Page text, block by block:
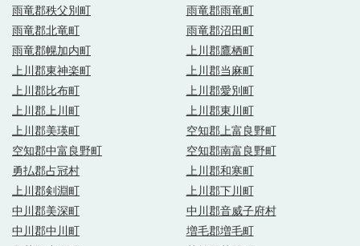
雨竜郡秩父別町
雨竜郡雨竜町
雨竜郡北竜町
雨竜郡沼田町
雨竜郡幌加内町
上川郡鷹栖町
上川郡東神楽町
上川郡当麻町
上川郡比布町
上川郡愛別町
上川郡上川町
上川郡東川町
上川郡美瑛町
空知郡上富良野町
空知郡中富良野町
空知郡南富良野町
勇払郡占冠村
上川郡和寒町
上川郡剣淵町
上川郡下川町
中川郡美深町
中川郡音威子府村
中川郡中川町
増毛郡増毛町